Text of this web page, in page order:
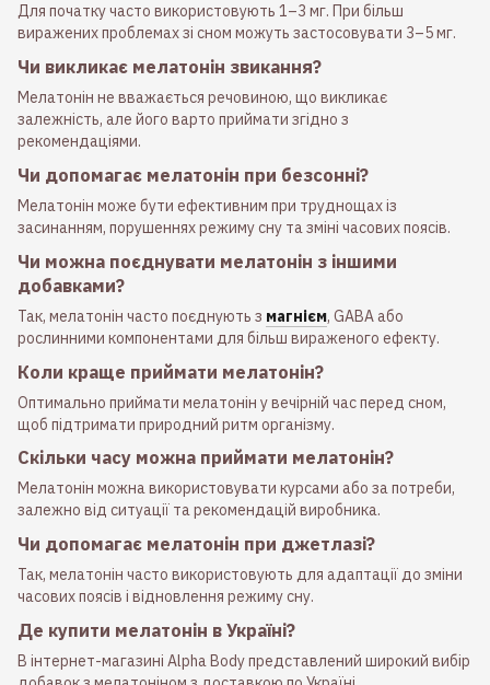
Для початку часто використовують 1–3 мг. При більш
виражених проблемах зі сном можуть застосовувати 3–5 мг.
Чи викликає мелатонін звикання?
Мелатонін не вважається речовиною, що викликає
залежність, але його варто приймати згідно з
рекомендаціями.
Чи допомагає мелатонін при безсонні?
Мелатонін може бути ефективним при труднощах із
засинанням, порушеннях режиму сну та зміні часових поясів.
Чи можна поєднувати мелатонін з іншими
добавками?
Так, мелатонін часто поєднують з магнієм, GABA або
рослинними компонентами для більш вираженого ефекту.
Коли краще приймати мелатонін?
Оптимально приймати мелатонін у вечірній час перед сном,
щоб підтримати природний ритм організму.
Скільки часу можна приймати мелатонін?
Мелатонін можна використовувати курсами або за потреби,
залежно від ситуації та рекомендацій виробника.
Чи допомагає мелатонін при джетлазі?
Так, мелатонін часто використовують для адаптації до зміни
часових поясів і відновлення режиму сну.
Де купити мелатонін в Україні?
В інтернет-магазині Alpha Body представлений широкий вибір